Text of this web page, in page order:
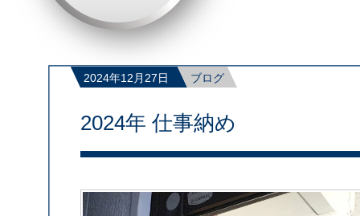
2024年12月27日 ブログ
2024年 仕事納め